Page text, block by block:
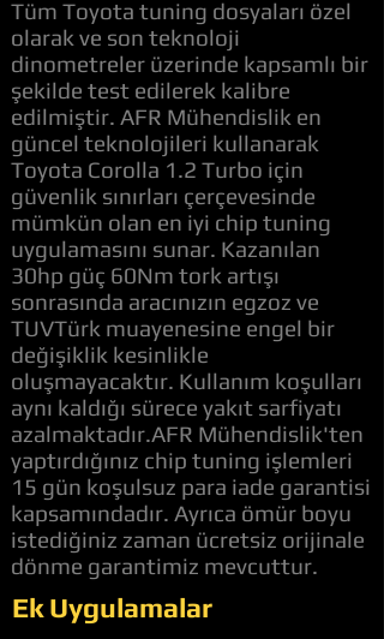
Tüm Toyota tuning dosyaları özel
olarak ve son teknoloji
dinometreler üzerinde kapsamlı bir
şekilde test edilerek kalibre
edilmiştir. AFR Mühendislik en
güncel teknolojileri kullanarak
Toyota Corolla 1.2 Turbo için
güvenlik sınırları çerçevesinde
mümkün olan en iyi chip tuning
uygulamasını sunar. Kazanılan
30hp güç 60Nm tork artışı
sonrasında aracınızın egzoz ve
TUVTürk muayenesine engel bir
değişiklik kesinlikle
oluşmayacaktır. Kullanım koşulları
aynı kaldığı sürece yakıt sarfiyatı
azalmaktadır.AFR Mühendislik'ten
yaptırdığınız chip tuning işlemleri
15 gün koşulsuz para iade garantisi
kapsamındadır. Ayrıca ömür boyu
istediğiniz zaman ücretsiz orijinale
dönme garantimiz mevcuttur.
Ek Uygulamalar